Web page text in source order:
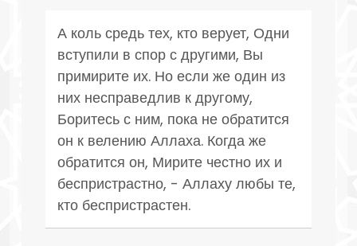
А коль средь тех, кто верует, Одни
вступили в спор с другими, Вы
примирите их. Но если же один из
них несправедлив к другому,
Боритесь с ним, пока не обратится
он к велению Аллаха. Когда же
обратится он, Мирите честно их и
беспристрастно, - Аллаху любы те,
кто беспристрастен.